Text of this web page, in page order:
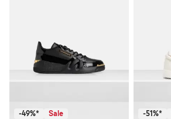
-49%* Sale -51%*